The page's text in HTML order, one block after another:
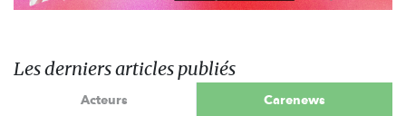
Les derniers articles publiés
Acteurs Carenews